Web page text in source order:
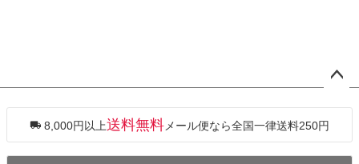
ジト
へ
8,000円以上送料無料メール便なら全国一律送料250円